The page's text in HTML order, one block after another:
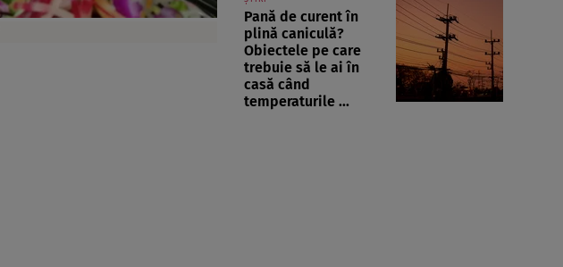
Pană de curent în
plină caniculă?
Obiectele pe care
trebuie să le ai în
casă când
temperaturile ...